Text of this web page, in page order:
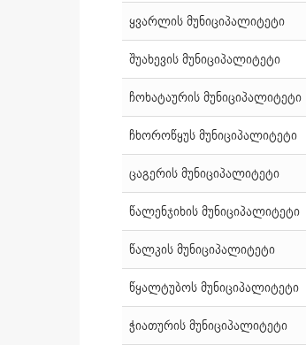
ყვარლის მუნიციპალიტეტი
შუახევის მუნიციპალიტეტი
ჩოხატაურის მუნიციპალიტეტი
ჩხოროწყუს მუნიციპალიტეტი
ცაგერის მუნიციპალიტეტი
წალენჯიხის მუნიციპალიტეტი
წალკის მუნიციპალიტეტი
წყალტუბოს მუნიციპალიტეტი
ჭიათურის მუნიციპალიტეტი